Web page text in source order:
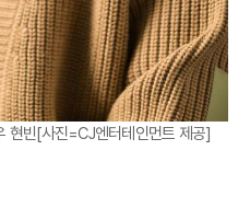
현빈[사진=CJ엔터테인먼트 제공]